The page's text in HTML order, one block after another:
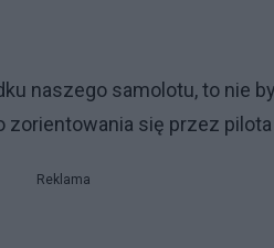
naszego samolotu, to nie
się przez
Reklama